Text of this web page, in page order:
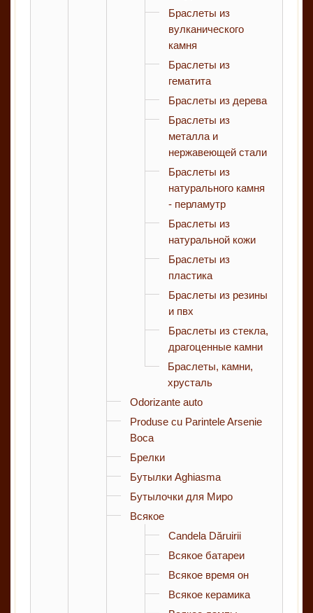
Браслеты из
вулканического
камня
Браслеты из
гематита
Браслеты из дерева
Браслеты из
металла и
нержавеющей стали
Браслеты из
натурального камня
- перламутр
Браслеты из
натуральной кожи
Браслеты из
пластика
Браслеты из резины
и пвх
Браслеты из стекла,
драгоценные камни
Браслеты, камни,
хрусталь
Odorizante auto
Produse cu Parintele Arsenie
Boca
Брелки
Бутылки Aghiasma
Бутылочки для Миро
Всякое
Candela Dăruirii
Всякое батареи
Всякое время он
Всякое керамика